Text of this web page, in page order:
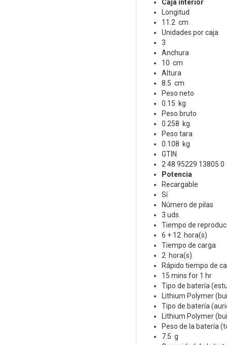
Caja interior
Longitud
11.2 cm
Unidades por caja
3
Anchura
10 cm
Altura
8.5 cm
Peso neto
0.15 kg
Peso bruto
0.258 kg
Peso tara
0.108 kg
GTIN
2 48 95229 13805 0
Potencia
Recargable
Sí
Número de pilas
3 uds.
Tiempo de
6 + 12 hora(s)
Tiempo de carga
2 hora(s)
Rápido tiempo de
15 mins for 1 hr
Tipo de batería
Lithium Polymer
Tipo de batería
Lithium Polymer
Peso de la batería
7.5 g